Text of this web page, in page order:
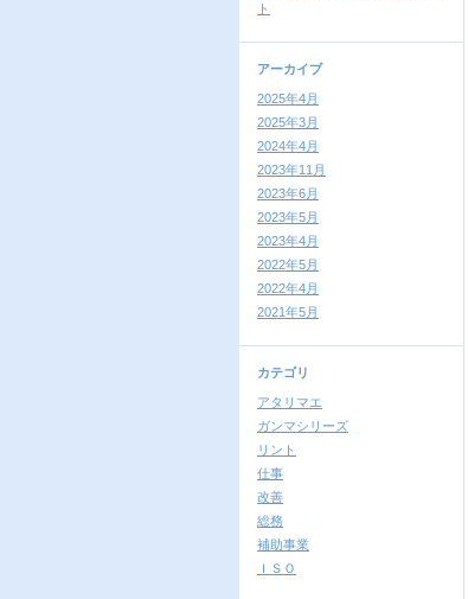
ト
アーカイブ
2025年4月
2025年3月
2024年4月
2023年11月
2023年6月
2023年5月
2023年4月
2022年5月
2022年4月
2021年5月
カテゴリ
アタリマエ
ガンマシリーズ
リント
仕事
改善
総務
補助事業
ＩＳＯ